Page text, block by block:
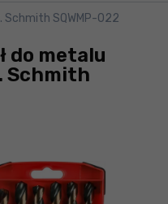
Schmith SQWMP-022
do metalu
Schmith